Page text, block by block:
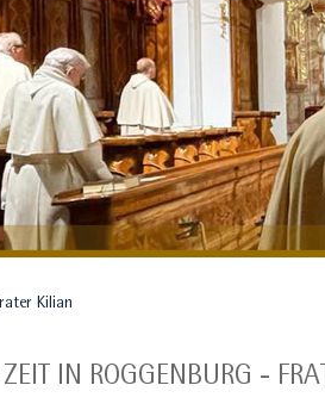
Kilian
ZEIT IN ROGGENBURG -